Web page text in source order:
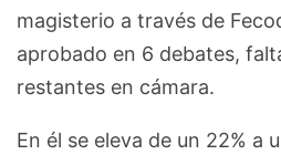
magisterio a través de
aprobado en 6 debates,
restantes en cámara.
En él se eleva de un 22% a